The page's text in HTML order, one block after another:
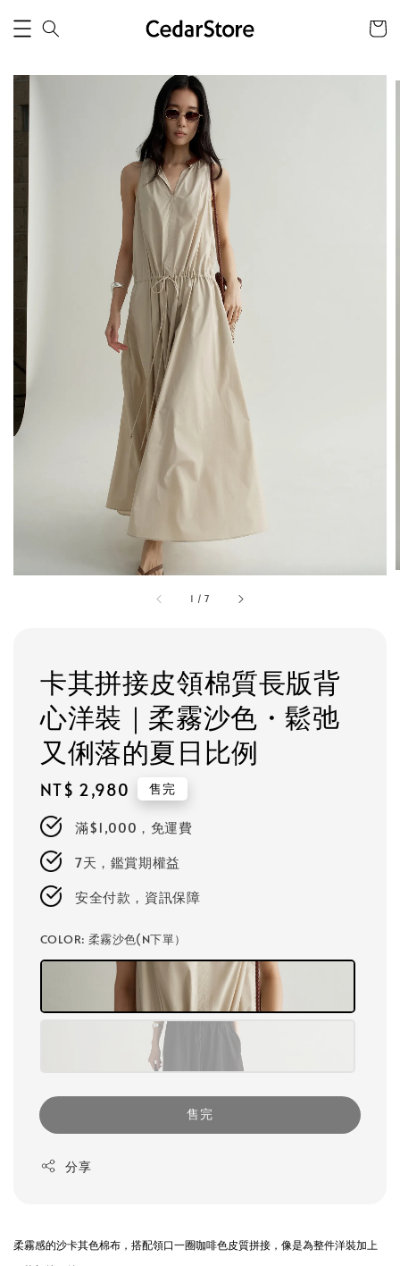
1 /7
卡其拼接皮領棉質長版背
心洋裝｜柔霧沙色・鬆弛
又俐落的夏日比例
Regular
price
NT$ 2,980 售完
滿$1,000，免運費
7天，鑑賞期權益
安全付款，資訊保障
COLOR: 柔霧沙色(N下單）
售完
分享
柔霧感的沙卡其色棉布，搭配領口一圈咖啡色皮質拼接，像是為整件洋裝加上